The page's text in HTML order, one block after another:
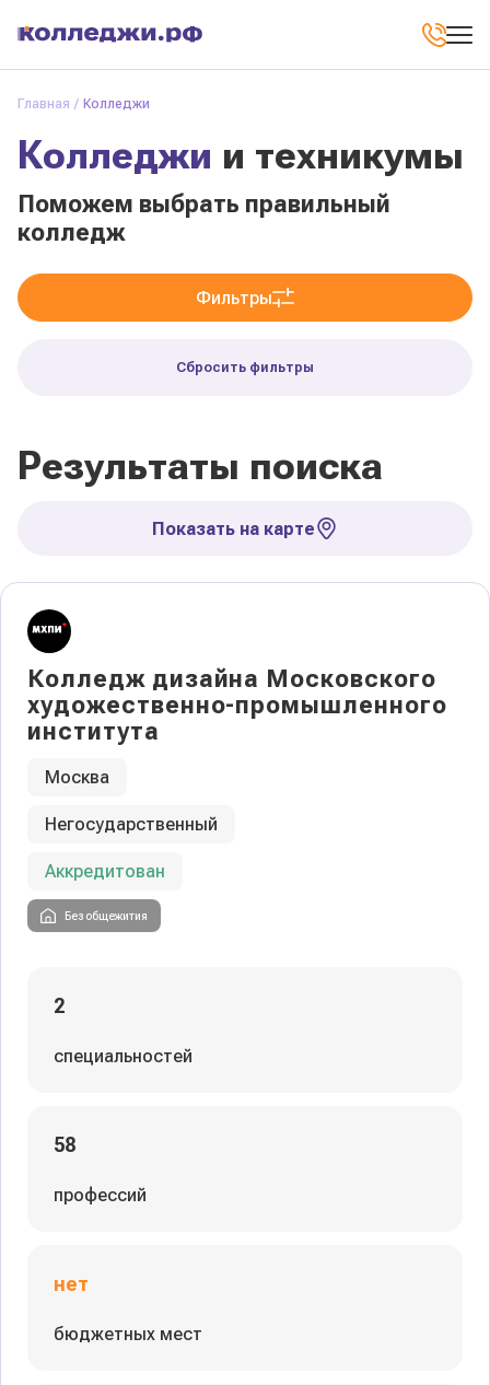
Главная Колледжи
Колледжи и техникумы
Поможем выбрать правильный
колледж
Фильтры
Сбросить фильтры
Результаты поиска
Показать на карте
Колледж дизайна Московского
художественно-промышленного
института
Москва
Негосударственный
Аккредитован
Без общежития
2
специальностей
58
профессий
нет
бюджетных мест